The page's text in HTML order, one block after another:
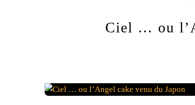
Ciel … ou